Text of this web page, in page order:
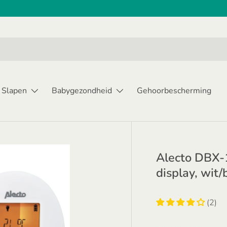
Slapen Babygezondheid Gehoorbescherming
Alecto
display, wit/
(2)